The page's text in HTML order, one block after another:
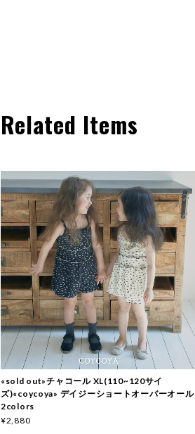
Related Items
«sold out»チャコール XL(110~120サイ
ズ)«coycoya» デイジーショートオーバーオール
2colors
¥2,880